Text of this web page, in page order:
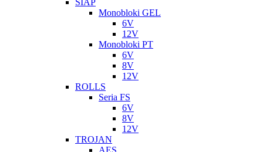
Monobloki GEL
6V
12V
Monobloki PT
6V
8V
12V
ROLLS
Seria FS
6V
8V
12V
TROJAN
AES